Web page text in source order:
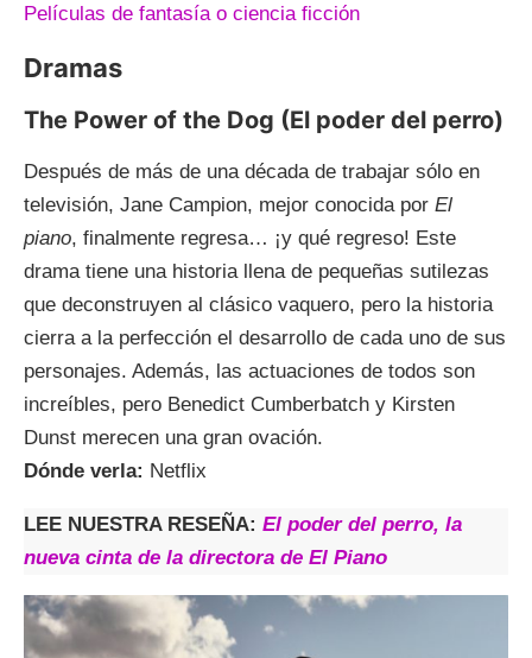
Películas de fantasía o ciencia ficción
Dramas
The Power of the Dog (El poder del perro)
Después de más de una década de trabajar sólo en
televisión, Jane Campion, mejor conocida por El
piano, finalmente regresa… ¡y qué regreso! Este
drama tiene una historia llena de pequeñas sutilezas
que deconstruyen al clásico vaquero, pero la historia
cierra a la perfección el desarrollo de cada uno de sus
personajes. Además, las actuaciones de todos son
increíbles, pero Benedict Cumberbatch y Kirsten
Dunst merecen una gran ovación.
Dónde verla: Netflix
LEE NUESTRA RESEÑA: El poder del perro, la
nueva cinta de la directora de El Piano